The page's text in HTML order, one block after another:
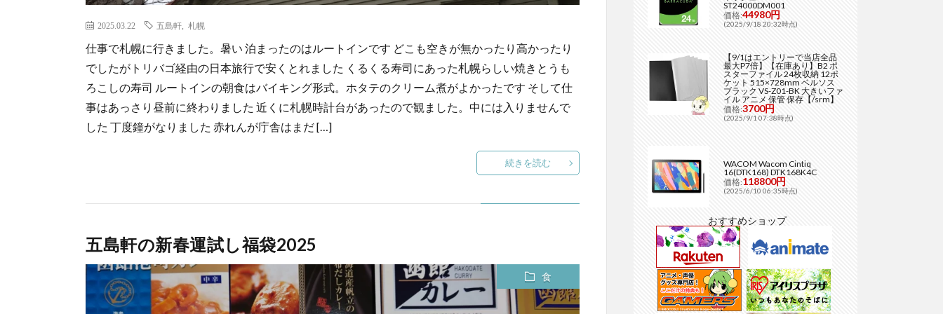
2025.03.22 五島軒 札幌
仕事で札幌に行きました。暑い 泊まったのはルートインです どこも空きが無かったり高かったり
でしたがトリバゴ経由の日本旅行で安くとれました くるくる寿司にあった札幌らしい焼きとうも
ろこしの寿司 ルートインの朝食はバイキング形式。ホタテのクリーム煮がよかったです そして仕
事はあっさり昼前に終わりました 近くに札幌時計台があったので観ました。中には入りませんで
した 丁度鐘がなりました 赤れんが庁舎はまだ […]
続きを読む
五島軒の新春運試し福袋2025
食
ST24000DM001
価格:44980円
(2025/9/18 20:32時点)
【9/1はエントリーで当店全品
最大P7倍】【在庫あり】B2 ポ
スターファイル 24枚収納 12ポ
ケット 515×728mm ベルソス
ブラック VS-Z01-BK 大きいファ
イル アニメ 保管 保存【/srm】
価格:3700円
(2025/9/1 07:38時点)
WACOM Wacom Cintiq
16(DTK168) DTK168K4C
価格:118800円
(2025/6/10 06:35時点)
おすすめショップ